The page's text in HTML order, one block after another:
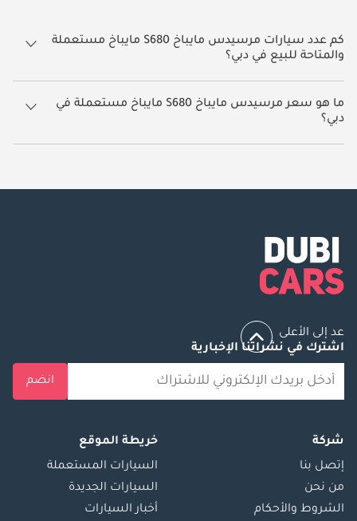
كم عدد سيارات مرسيدس مايباخ S680 مايباخ مستعملة
والمتاحة للبيع في دبي؟
12 سيارة مرسيدس مايباخ S680 مايباخ مستعملة متوفرة للبيع في دبي.
ما هو سعر مرسيدس مايباخ S680 مايباخ مستعملة في
دبي؟
يبدأ سعر سيارة مرسيدس مايباخ S680 مايباخ مستعملة في دبي
عد إلى الأعلى
اشترك في نشراتنا الإخبارية
انضم
شركة
إتصل بنا
من نحن
الشروط والأحكام
خريطة الموقع
السيارات المستعملة
السيارات الجديدة
أخبار السيارات